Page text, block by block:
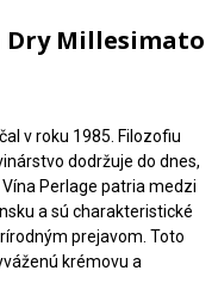
Dry Millesimato
v roku 1985. Filozofiu
dodržuje do dnes,
Perlage patria medzi
a sú charakteristické
prejavom. Toto
krémovu a